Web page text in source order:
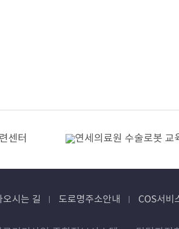
오시는 길 도로명주소안내 COS서비